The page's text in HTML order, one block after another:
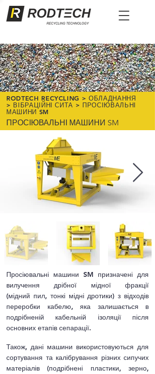
RODTECH RECYCLING > ОБЛАДНАННЯ
> ВІБРАЦІЙНІ СИТА > ПРОСІЮВАЛЬНІ
МАШИНИ SM
ПРОСІЮВАЛЬНІ МАШИНИ SM
Просіювальні машини SM призначені для
вилучення дрібної мідної фракції
(мідний пил, тонкі мідні дротики) з відходів
переробки кабелю, яка залишається в
подрібненій кабельній ізоляції після
основних етапів сепарації.
Також, дані машини використовуються для
сортування та калібрування різних сипучих
матеріалів (подрібнені пластики, зерно,